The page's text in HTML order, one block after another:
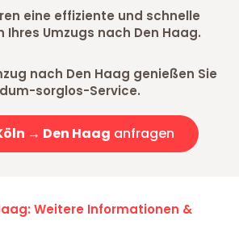
eine effiziente und schnelle
Ihres Umzugs nach Den Haag.
nach Den Haag genießen Sie
sorglos-Service.
→ Den Haag anfragen
Weitere Informationen &